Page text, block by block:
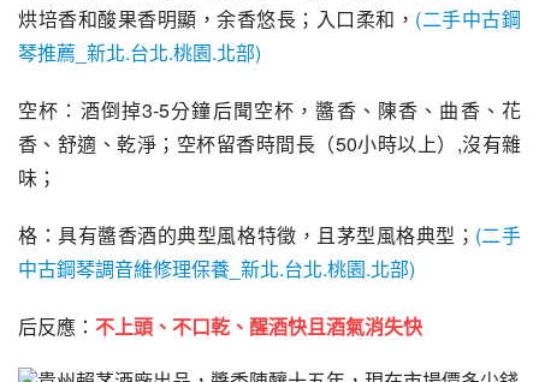
烘培香和酸果香明顯，余香悠長；入口柔和， (二手中古鋼
琴推薦_新北.台北.桃園.北部)
空杯：酒倒掉3-5分鐘后聞空杯，醬香、陳香、曲香、花
香、舒適、乾淨；空杯留香時間長（50小時以上）,沒有雜
味；
格：具有醬香酒的典型風格特徵，且茅型風格典型； (二手
中古鋼琴調音維修理保養_新北.台北.桃園.北部)
后反應： 不上頭、不口乾 、醒酒快且酒氣消失快